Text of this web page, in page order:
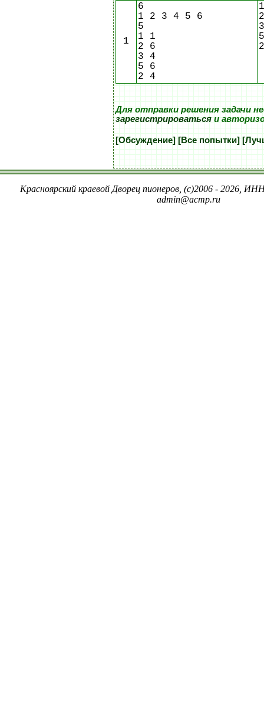
1
6
1 2 3 4 5 6
5
1 1
2 6
3 4
5 6
2 4
1
Для отправки решения задачи
зарегистрироватьсяи
[Обсуждение] [Все попытки]
Красноярский краевой Дворец пионеров, (c)2006 - 2026,
admin@acmp.ru